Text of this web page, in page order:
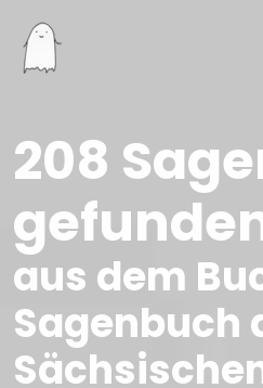
208
aus dem
Sagenbuch